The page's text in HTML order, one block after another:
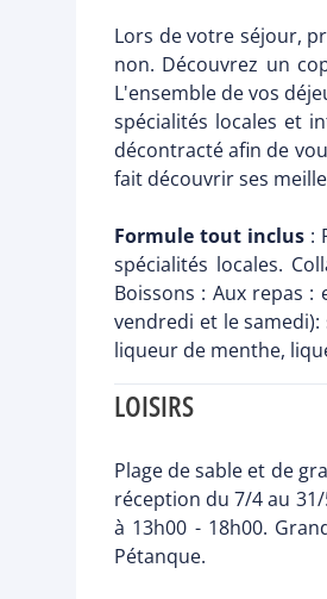
Lors de votre séjour,
non. Découvrez un
L'ensemble de vos
spécialités locales et
décontracté afin de
fait découvrir ses
Formule tout inclus :
spécialités locales.
Boissons : Aux repas
vendredi et le
liqueur de menthe,
LOISIRS
Plage de sable et de
réception du 7/4 au
à 13h00 - 18h00.
Pétanque.